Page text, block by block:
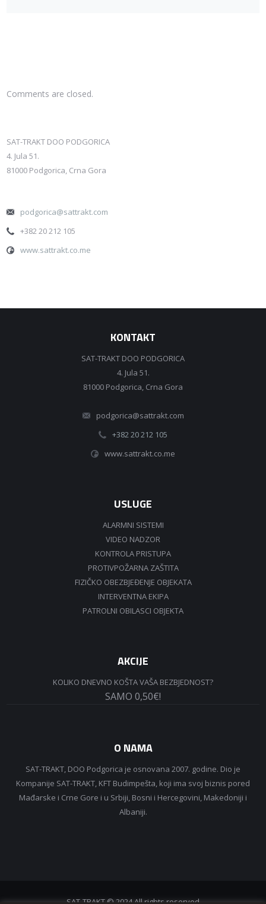
Comments are closed.
SAT-TRAKT DOO PODGORICA
4. Jula 51.
81000 Podgorica, Crna Gora
podgorica@sattrakt.com
+382 20 212 105
www.sattrakt.co.me
KONTAKT
SAT-TRAKT DOO PODGORICA
4. Jula 51.
81000 Podgorica, Crna Gora
podgorica@sattrakt.com
+382 20 212 105
www.sattrakt.co.me
USLUGE
ALARMNI SISTEMI
VIDEO NADZOR
KONTROLA PRISTUPA
PROTIVPOŽARNA ZAŠTITA
FIZIČKO OBEZBJEĐENJE OBJEKATA
INTERVENTNA EKIPA
PATROLNI OBILASCI OBJEKTA
AKCIJE
KOLIKO DNEVNO KOŠTA VAŠA BEZBJEDNOST?
SAMO 0,50€!
O NAMA
SAT-TRAKT, DOO Podgorica je osnovana 2007. godine. Dio je
Kompanije SAT-TRAKT, KFT Budimpešta, koji ima svoj biznis pored
Mađarske i Crne Gore i u Srbiji, Bosni i Hercegovini, Makedoniji i
Albaniji.
SAT-TRAKT © 2024 All rights reserved